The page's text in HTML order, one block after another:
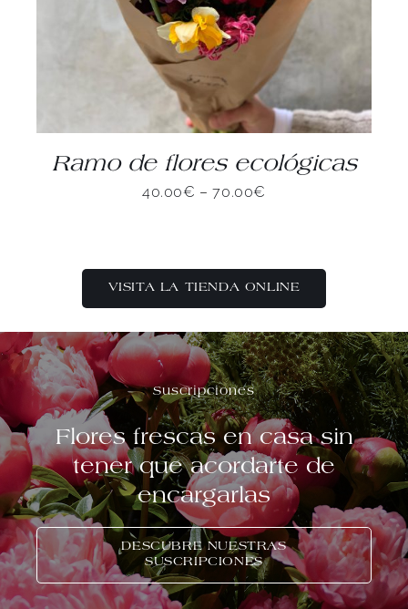
Ramo de flores ecológicas
40.00€ –70.00€
VISITA LA TIENDA ONLINE
Suscripciones
Flores frescas en casa sin
tener que acordarte de
encargarlas
DESCUBRE NUESTRAS
SUSCRIPCIONES